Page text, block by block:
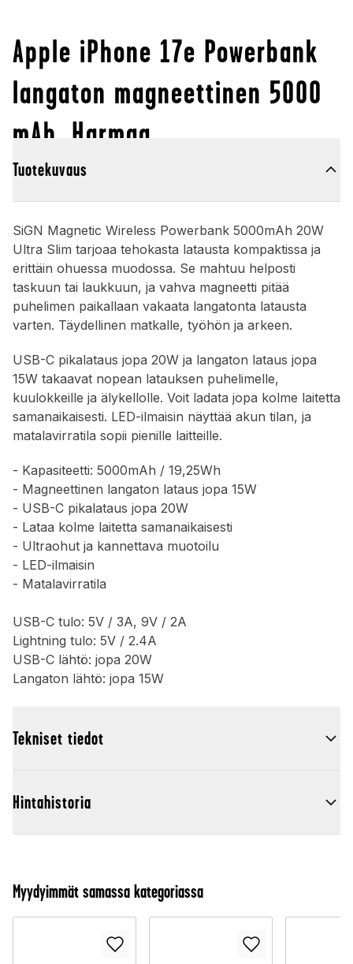
Apple iPhone 17e Powerbank
langaton magneettinen 5000
mAh, Harmaa
Tuotekuvaus
SiGN Magnetic Wireless Powerbank 5000mAh 20W
Ultra Slim tarjoaa tehokasta latausta kompaktissa ja
erittäin ohuessa muodossa. Se mahtuu helposti
taskuun tai laukkuun, ja vahva magneetti pitää
puhelimen paikallaan vakaata langatonta latausta
varten. Täydellinen matkalle, työhön ja arkeen.
USB-C pikalataus jopa 20W ja langaton lataus jopa
15W takaavat nopean latauksen puhelimelle,
kuulokkeille ja älykellolle. Voit ladata jopa kolme laitetta
samanaikaisesti. LED-ilmaisin näyttää akun tilan, ja
matalavirratila sopii pienille laitteille.
- Kapasiteetti: 5000mAh / 19,25Wh
- Magneettinen langaton lataus jopa 15W
- USB-C pikalataus jopa 20W
- Lataa kolme laitetta samanaikaisesti
- Ultraohut ja kannettava muotoilu
- LED-ilmaisin
- Matalavirratila
USB-C tulo: 5V / 3A, 9V / 2A
Lightning tulo: 5V / 2.4A
USB-C lähtö: jopa 20W
Langaton lähtö: jopa 15W
Tekniset tiedot
Hintahistoria
Myydyimmät samassa kategoriassa